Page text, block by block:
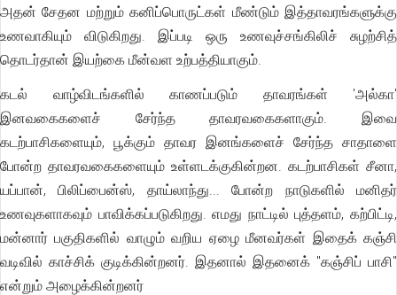
அதன் சேதன மற்றும் கனிப்பொருட்கள் மீண்டும் இத்தாவரங்களுக்கு
உணவாகியும் விடுகிறது. இப்படி ஒரு உணவுச்சங்கிலிச் சுழற்சித்
தொடர்தான் இயற்கை மீன்வள உற்பத்தியாகும்.
கடல் வாழ்விடங்களில் காணப்படும் தாவரங்கள் 'அல்கா'
இனவகைகளைச் சேர்ந்த தாவரவகைகளாகும். இவை
கடற்பாசிகளையும், பூக்கும் தாவர இனங்களைச் சேர்ந்த சாதாளை
போன்ற தாவரவகைகளையும் உள்ளடக்குகின்றன. கடற்பாசிகள் சீனா,
யப்பான், பிலிப்பைன்ஸ், தாய்லாந்து... போன்ற நாடுகளில் மனிதர்
உணவுகளாகவும் பாவிக்கப்படுகிறது. எமது நாட்டில் புத்தளம், கற்பிட்டி,
மன்னார் பகுதிகளில் வாழும் வறிய ஏழை மீனவர்கள் இதைக் கஞ்சி
வடிவில் காச்சிக் குடிக்கின்றனர். இதனால் இதனைக் ''கஞ்சிப் பாசி''
என்றும் அழைக்கின்றனர்